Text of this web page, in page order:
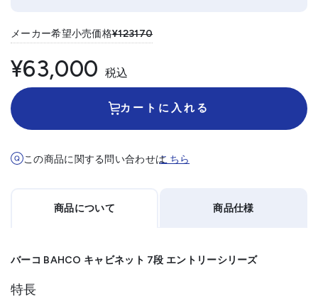
メーカー希望小売価格¥123170
¥63,000 税込
カートに入れる
この商品に関する問い合わせはこちら
商品について
バーコ BAHCO キャビネット 7段 エントリーシリーズ
特長
商品仕様